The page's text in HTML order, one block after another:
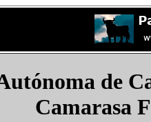
de
Camarasa